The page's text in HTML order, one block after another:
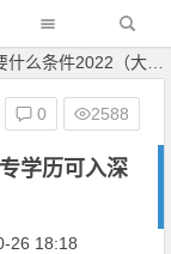
（大专学历可入深圳户口吗）
学历可入深
26 18:18
0 2588